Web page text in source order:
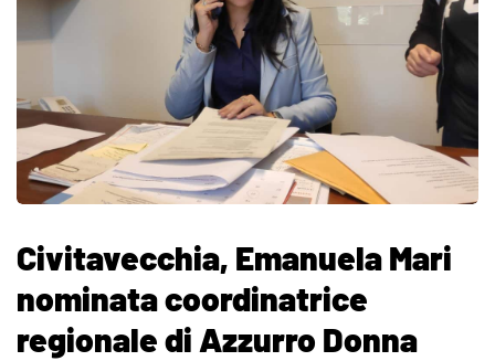
Civitavecchia, Emanuela Mari
nominata coordinatrice
regionale di Azzurro Donna